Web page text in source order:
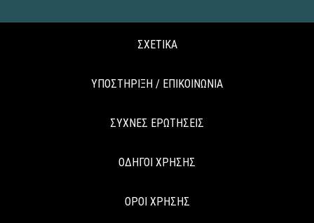
ΣΧΕΤΙΚΑ
ΥΠΟΣΤΗΡΙΞΗ / ΕΠΙΚΟΙΝΩΝΙΑ
ΣΥΧΝΕΣ ΕΡΩΤΗΣΕΙΣ
ΟΔΗΓΟΙ ΧΡΗΣΗΣ
ΟΡΟΙ ΧΡΗΣΗΣ